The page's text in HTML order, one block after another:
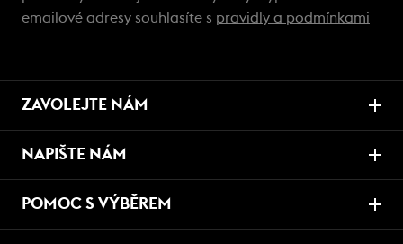
emailové adresy souhlasíte s pravidly a podmínkami
ZAVOLEJTE NÁM
NAPIŠTE NÁM
POMOC S VÝBĚREM